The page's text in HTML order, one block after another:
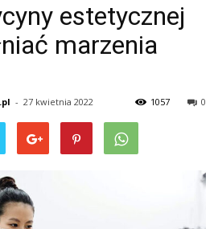
estetycznej
marzenia
- 27 kwietnia 2022 0
1057